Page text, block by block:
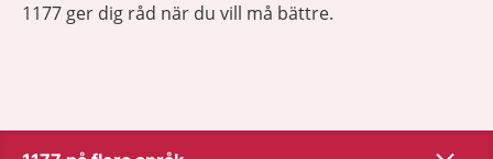
1177 ger dig råd när du vill må bättre.
Visa